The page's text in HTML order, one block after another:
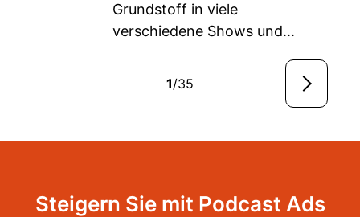
Grundstoff in viele
verschiedene Shows und...
1/35
Steigern Sie mit Podcast Ads